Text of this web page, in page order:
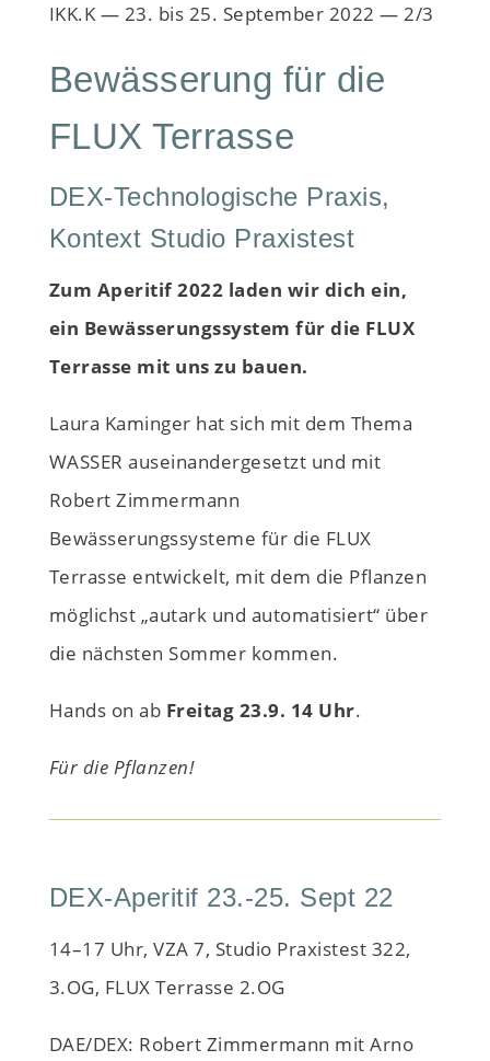
IKK.K — 23. bis 25. September 2022 — 2/3
Bewässerung für die
FLUX Terrasse
DEX-Technologische Praxis,
Kontext Studio Praxistest
Zum Aperitif 2022 laden wir dich ein,
ein Bewässerungssystem für die FLUX
Terrasse mit uns zu bauen.
Laura Kaminger hat sich mit dem Thema
WASSER auseinandergesetzt und mit
Robert Zimmermann
Bewässerungssysteme für die FLUX
Terrasse entwickelt, mit dem die Pflanzen
möglichst „autark und automatisiert“ über
die nächsten Sommer kommen.
Hands on ab Freitag 23.9. 14 Uhr.
Für die Pflanzen!
DEX-Aperitif 23.-25. Sept 22
14–17 Uhr, VZA 7, Studio Praxistest 322,
3.OG, FLUX Terrasse 2.OG
DAE/DEX: Robert Zimmermann mit Arno